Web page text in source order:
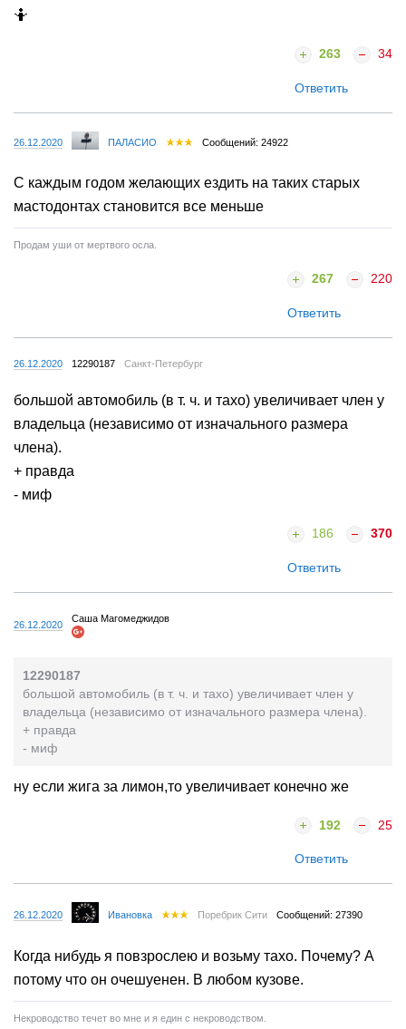
🤷
263 34
Ответить
26.12.2020 ПАЛАСИО Сообщений: 24922
С каждым годом желающих ездить на таких старых
мастодонтах становится все меньше
Продам уши от мертвого осла.
267 220
Ответить
26.12.2020 12290187 Санкт-Петербург
большой автомобиль (в т. ч. и тахо) увеличивает член у
владельца (независимо от изначального размера
члена).
+ правда
- миф
186 370
Ответить
26.12.2020
Саша Магомеджидов
12290187
большой автомобиль (в т. ч. и тахо) увеличивает член у
владельца (независимо от изначального размера члена).
+ правда
- миф
ну если жига за лимон,то увеличивает конечно же
192 25
Ответить
26.12.2020 Ивановка Поребрик Сити Сообщений: 27390
Когда нибудь я повзрослею и возьму тахо. Почему? А
потому что он очешуенен. В любом кузове.
Некроводство течет во мне и я един с некроводством.